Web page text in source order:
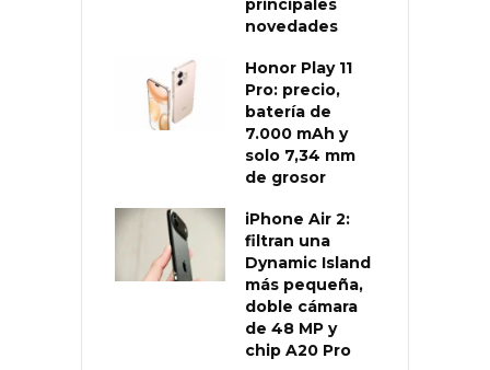
principales
novedades
Honor Play 11
Pro: precio,
batería de
7.000 mAh y
solo 7,34 mm
de grosor
iPhone Air 2:
filtran una
Dynamic Island
más pequeña,
doble cámara
de 48 MP y
chip A20 Pro